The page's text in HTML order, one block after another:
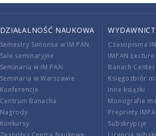
DZIAŁALNOŚĆ NAUKOWA
Semestry Simonsa w IM PAN
Sale seminaryjne
Seminaria w IM PAN
Seminaria w Warszawie
Konferencje
Centrum Banacha
Nagrody
Konkursy
Czasopisma
IMPAN
Banach
Księgozbiór
Inne książki
Monografie
Preprinty
Subskrypcje